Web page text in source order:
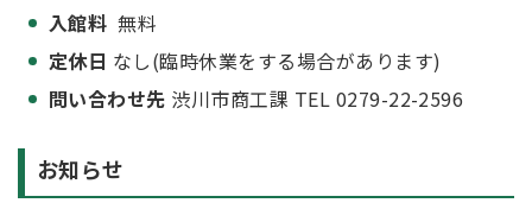
入館料 無料
定休日 なし(臨時休業をする場合があります)
問い合わせ先 渋川市商工課 TEL 0279-22-2596
お知らせ